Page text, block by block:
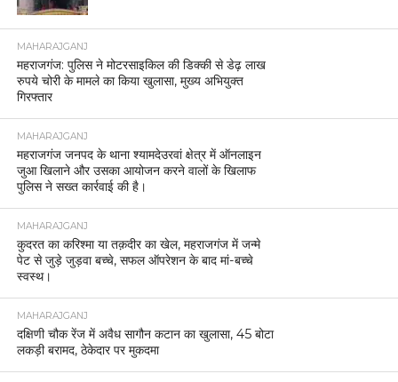
MAHARAJGANJ
महराजगंज: पुलिस ने मोटरसाइकिल की डिक्की से डेढ़ लाख
रुपये चोरी के मामले का किया खुलासा, मुख्य अभियुक्त
गिरफ्तार
MAHARAJGANJ
महराजगंज जनपद के थाना श्यामदेउरवां क्षेत्र में ऑनलाइन
जुआ खिलाने और उसका आयोजन करने वालों के खिलाफ
पुलिस ने सख्त कार्रवाई की है।
MAHARAJGANJ
कुदरत का करिश्मा या तक़दीर का खेल, महराजगंज में जन्मे
पेट से जुड़े जुड़वा बच्चे, सफल ऑपरेशन के बाद मां-बच्चे
स्वस्थ।
MAHARAJGANJ
दक्षिणी चौक रेंज में अवैध सागौन कटान का खुलासा, 45 बोटा
लकड़ी बरामद, ठेकेदार पर मुकदमा